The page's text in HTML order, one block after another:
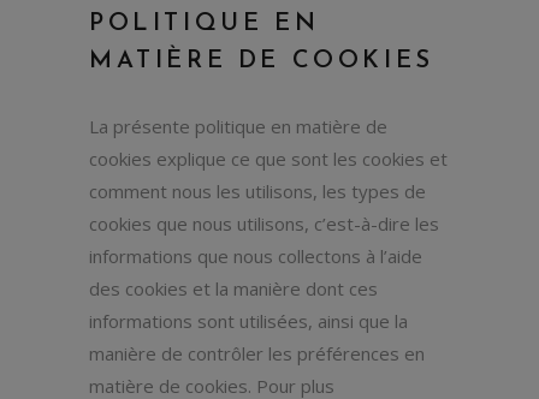
POLITIQUE EN
MATIÈRE DE COOKIES
La présente politique en matière de
cookies explique ce que sont les cookies et
comment nous les utilisons, les types de
cookies que nous utilisons, c’est-à-dire les
informations que nous collectons à l’aide
des cookies et la manière dont ces
informations sont utilisées, ainsi que la
manière de contrôler les préférences en
matière de cookies. Pour plus